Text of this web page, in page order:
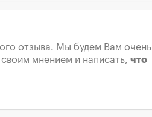
отзыва. Мы будем Вам очень
мнением и написать, что